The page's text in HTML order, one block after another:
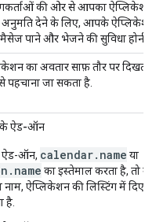
की ओर से आपका ऐप्लिकेशन
अनुमति देने के लिए, आपके
पाने और भेजने की सुविधा होनी
का अवतार साफ़ तौर पर
पहचाना जा सकता है.
के ऐड-ऑन
ऐड-ऑन, calendar.name या
का इस्तेमाल करता है, तो
नाम, ऐप्लिकेशन की लिस्टिंग में दिए
है.